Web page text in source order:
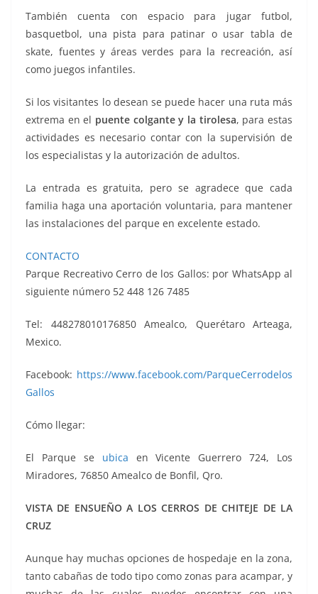
También cuenta con espacio para jugar futbol,
basquetbol, una pista para patinar o usar tabla de
skate, fuentes y áreas verdes para la recreación, así
como juegos infantiles.
Si los visitantes lo desean se puede hacer una ruta más
extrema en el puente colgante y la tirolesa, para estas
actividades es necesario contar con la supervisión de
los especialistas y la autorización de adultos.
La entrada es gratuita, pero se agradece que cada
familia haga una aportación voluntaria, para mantener
las instalaciones del parque en excelente estado.
CONTACTO
Parque Recreativo Cerro de los Gallos: por WhatsApp al
siguiente número 52 448 126 7485
Tel: 448278010176850 Amealco, Querétaro Arteaga,
Mexico.
Facebook: https://www.facebook.com/ParqueCerrodelos
Gallos
Cómo llegar:
El Parque se ubica en Vicente Guerrero 724, Los
Miradores, 76850 Amealco de Bonfil, Qro.
VISTA DE ENSUEÑO A LOS CERROS DE CHITEJE DE LA
CRUZ
Aunque hay muchas opciones de hospedaje en la zona,
tanto cabañas de todo tipo como zonas para acampar, y